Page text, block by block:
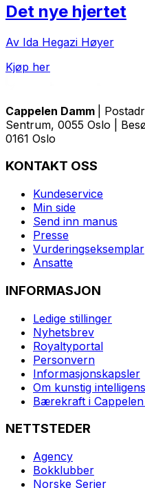
Det nye hjertet
Av Ida Hegazi Høyer
Kjøp her
Cappelen Damm
|
Sentrum, 0055 Oslo |
0161 Oslo
KONTAKT OSS
Kundeservice
Min side
Send inn manus
Presse
Vurderingseksemplar
Ansatte
INFORMASJON
Ledige stillinger
Nyhetsbrev
Royaltyportal
Personvern
Informasjonskapsler
Om kunstig intelligens
Bærekraft i
NETTSTEDER
Agency
Bokklubber
Norske Serier